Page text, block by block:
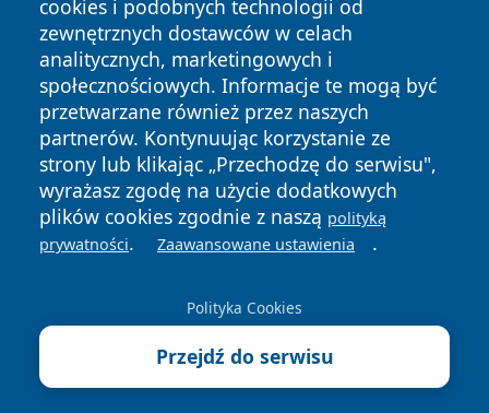
cookies i podobnych technologii od
zewnętrznych dostawców w celach
analitycznych, marketingowych i
społecznościowych. Informacje te mogą być
przetwarzane również przez naszych
partnerów. Kontynuując korzystanie ze
strony lub klikając „Przechodzę do serwisu",
wyrażasz zgodę na użycie dodatkowych
plików cookies zgodnie z naszą polityką
prywatności. Zaawansowane ustawienia .
Polityka Cookies
Przejdź do serwisu
Copyright © 2026 raciborski24.pl Wszystkie prawa
zastrzeżone.
Polityka
Prywatności
Polityka